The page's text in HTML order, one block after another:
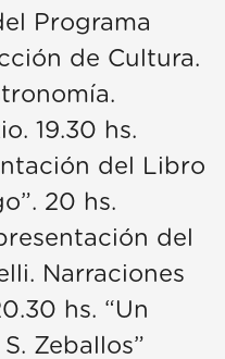
Programa
de Cultura.
19.30 hs.
del Libro
20 hs.
del
Narraciones
hs. “Un
Zeballos”